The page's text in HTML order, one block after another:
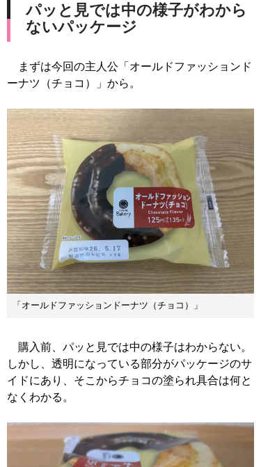
パッと見では中の様子がわから
ないパッケージ
まずは今回の主人公「オールドファッションド
ーナツ（チョコ）」から。
「オールドファッションドーナツ（チョコ）」
購入前、パッと見では中の様子はわからない。
しかし、透明になっている部分がパッケージのサ
イドにあり、そこからチョコの塗られ具合は何と
なくわかる。